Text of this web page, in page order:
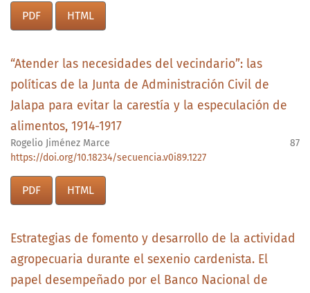
PDF HTML
“Atender las necesidades del vecindario”: las
políticas de la Junta de Administración Civil de
Jalapa para evitar la carestía y la especulación de
alimentos, 1914-1917
Rogelio Jiménez Marce
87
https://doi.org/10.18234/secuencia.v0i89.1227
PDF HTML
Estrategias de fomento y desarrollo de la actividad
agropecuaria durante el sexenio cardenista. El
papel desempeñado por el Banco Nacional de